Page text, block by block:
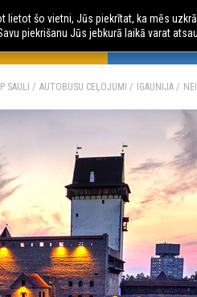
CEĻOJUMI AVIO
SAULI AUTOBUSU CEĻOJUMI IGAUNIJA
lietot šo vietni, Jūs piekrītat, ka mēs
piekrišanu Jūs jebkurā laikā varat